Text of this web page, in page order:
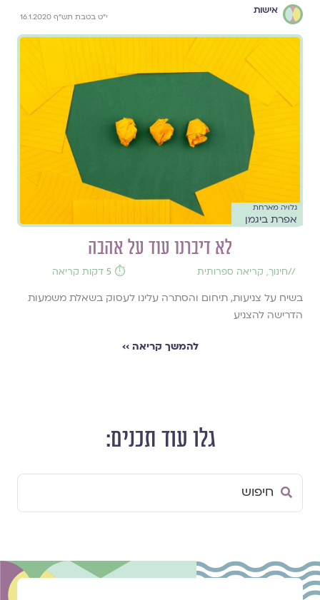
אישות
י"ט בטבת תש"ף 16.1.2020
גלויה מארחת
אפרת ביגמן
לא דיברנו עוד על אהבה
//חינוך, קריאה ספרותית ⏱️ 5 דקות קריאה
בשיח על צניעות, תיחום והסתרה עלינו לעסוק בשאלת משמעות
הדרישה להצניע
להמשך קריאה ››
גלו עוד תכנים:
Search